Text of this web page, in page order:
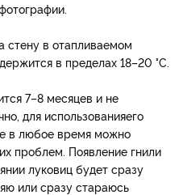
стену в отапливаемом
в пределах 18–20 °С.
7–8 месяцев и не
для использованияего
в любое время можно
проблем. Появление гнили
луковиц будет сразу
или сразу стараюсь